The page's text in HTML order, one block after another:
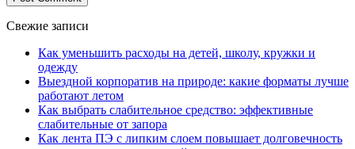
Свежие записи
Как уменьшить расходы на детей, школу, кружки и
одежду
Выездной корпоратив на природе: какие форматы лучше
работают летом
Как выбрать слабительное средство: эффективные
слабительные от запора
Как лента ПЭ с липким слоем повышает долговечность